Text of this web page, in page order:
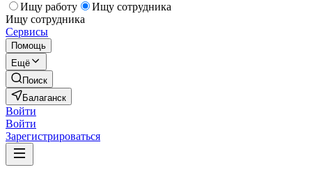
Ищу работу
Ищу сотрудника
Ищу сотрудника
Сервисы
Помощь
Ещё
Поиск
Балаганск
Войти
Войти
Зарегистрироваться